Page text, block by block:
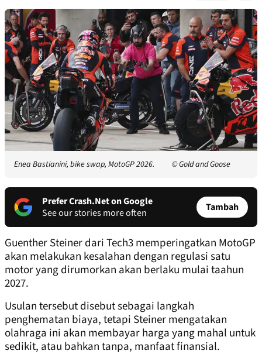
Enea Bastianini, bike swap, MotoGP 2026. © Gold and Goose
Prefer Crash.Net on Google
See our stories more often
Tambah
Guenther Steiner dari Tech3 memperingatkan MotoGP
akan melakukan kesalahan dengan regulasi satu
motor yang dirumorkan akan berlaku mulai taahun
2027.
Usulan tersebut disebut sebagai langkah
penghematan biaya, tetapi Steiner mengatakan
olahraga ini akan membayar harga yang mahal untuk
sedikit, atau bahkan tanpa, manfaat finansial.